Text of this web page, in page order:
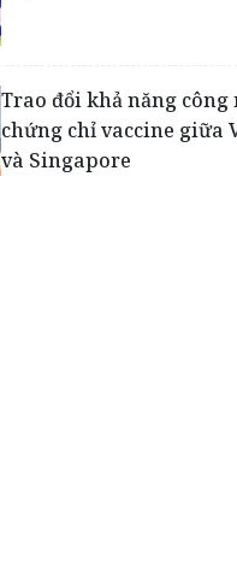
Trao đổi khả năng công
chứng chỉ vaccine giữa
và Singapore